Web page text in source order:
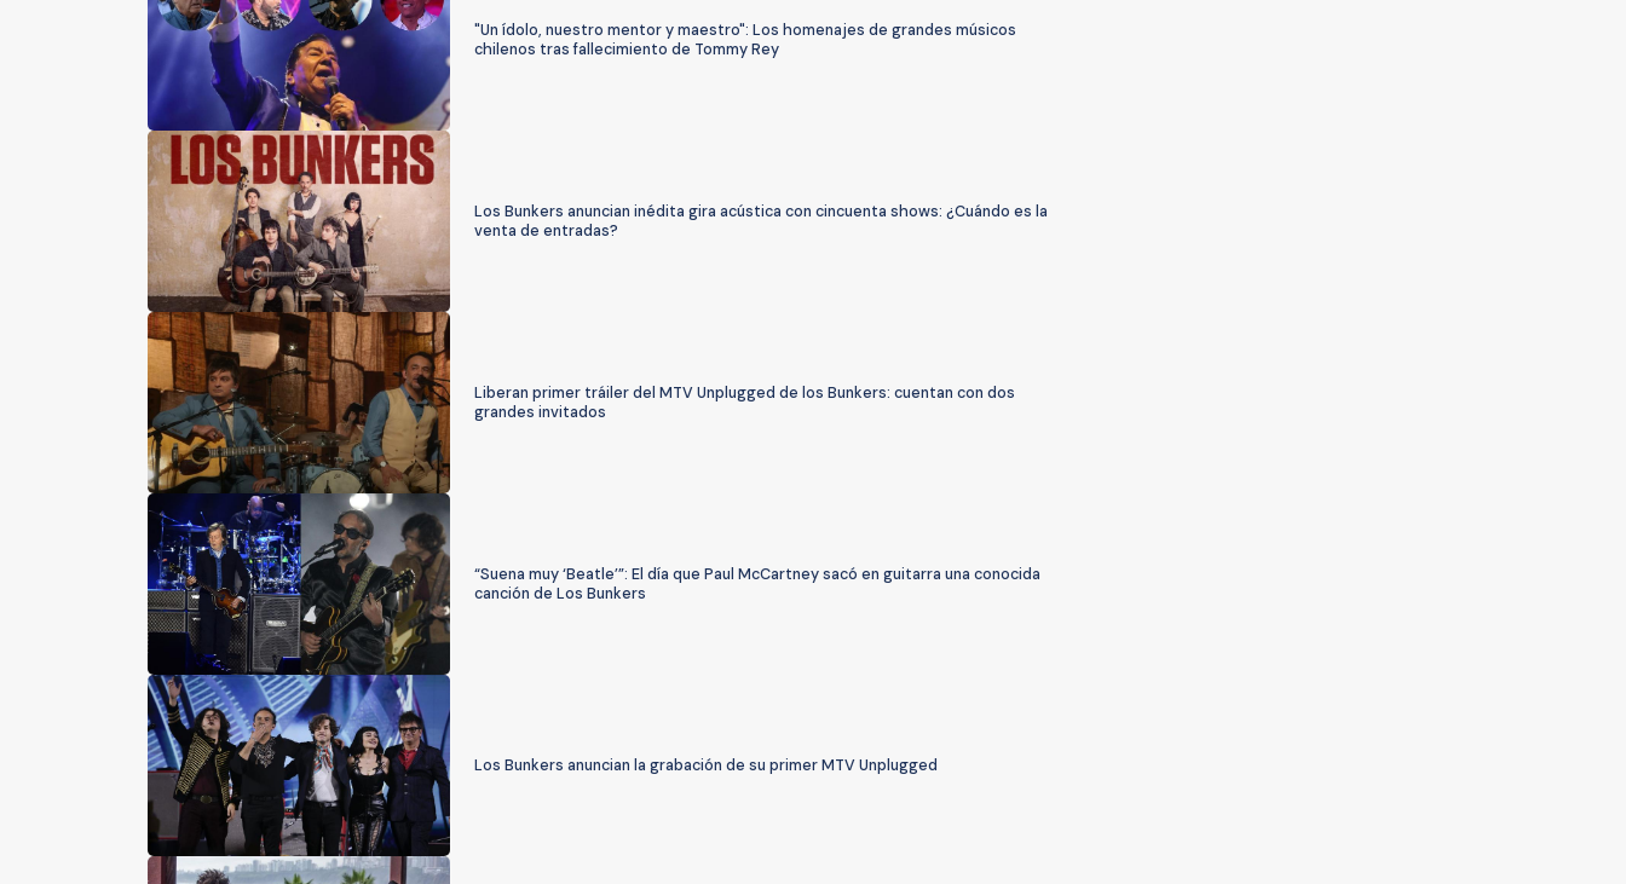
"Un ídolo, nuestro mentor y maestro": Los homenajes de grandes músicos
chilenos tras fallecimiento de Tommy Rey
Los Bunkers anuncian inédita gira acústica con cincuenta shows: ¿Cuándo es la
venta de entradas?
Liberan primer tráiler del MTV Unplugged de los Bunkers: cuentan con dos
grandes invitados
“Suena muy ‘Beatle’”: El día que Paul McCartney sacó en guitarra una conocida
canción de Los Bunkers
Los Bunkers anuncian la grabación de su primer MTV Unplugged